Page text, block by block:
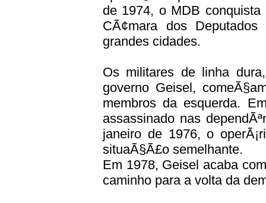
de 1974, o MDB
CÃ¢mara dos
grandes cidades.
Os militares de linha
governo Geisel,
membros da esquerda.
assassinado nas
janeiro de 1976, o
situaÃ§Ã£o semelhante.
Em 1978, Geisel acaba
caminho para a volta da